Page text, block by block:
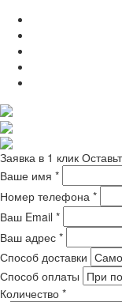
Заявка в 1 клик
Ваше имя *
Номер телефона *
Ваш Email *
Ваш адрес *
Способ доставки
Способ оплаты
Количество *